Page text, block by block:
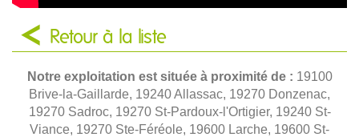
Retour à la liste
Notre exploitation est située à proximité de : 19100
Brive-la-Gaillarde, 19240 Allassac, 19270 Donzenac,
19270 Sadroc, 19270 St-Pardoux-l'Ortigier, 19240 St-
Viance, 19270 Ste-Féréole, 19600 Larche, 19600 St-